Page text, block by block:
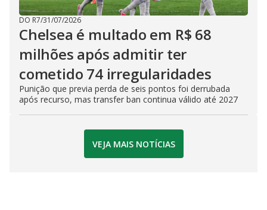
DO R7/31/07/2026
Chelsea é multado em R$ 68
milhões após admitir ter
cometido 74 irregularidades
Punição que previa perda de seis pontos foi derrubada
após recurso, mas transfer ban continua válido até 2027
VEJA MAIS NOTÍCIAS